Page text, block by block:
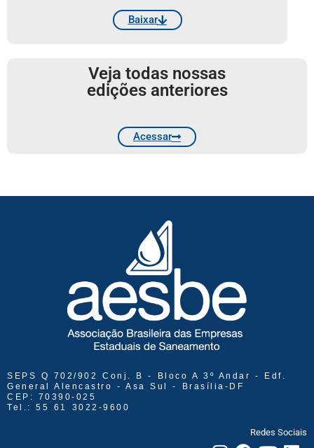
Baixar
Veja todas nossas
edições anteriores
Acessar
SEPS Q 702/902 Conj. B - Bloco A 3º Andar - Edf.
General Alencastro - Asa Sul - Brasília-DF
CEP: 70390-025
Tel.: 55 61 3022-9600
Redes Sociais